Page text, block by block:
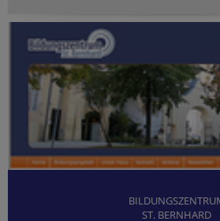
ST. BERNHARD